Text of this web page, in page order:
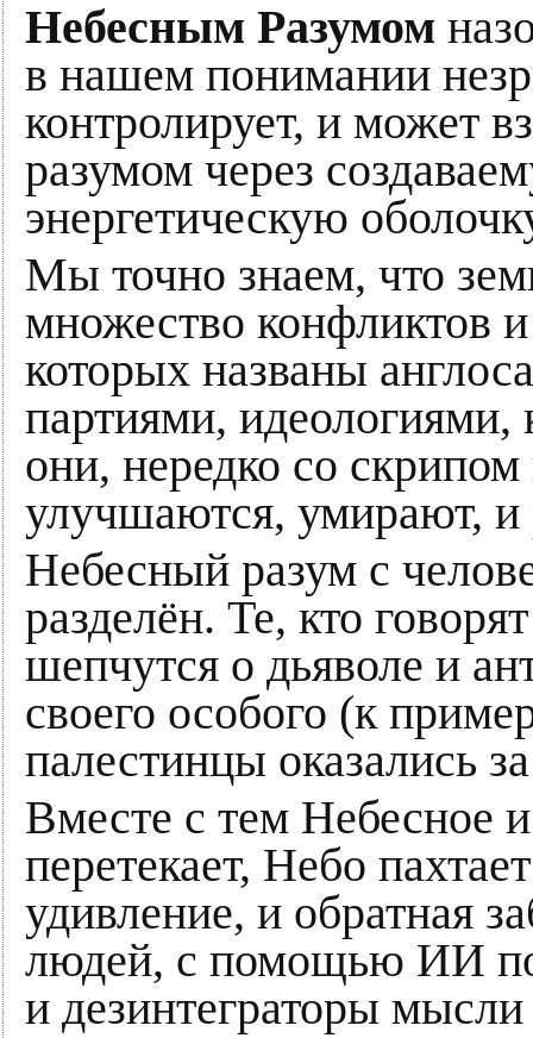
Небесным Разумом
в нашем понимании
контролирует, и может
разумом через
энергетическую
Мы точно знаем, что
множество конфликтов
которых названы
партиями, идеологиями,
они, нередко со
улучшаются, умирают, и
Небесный разум с
разделён. Те, кто
шепчутся о дьяволе и
своего особого (к
палестинцы оказались
Вместе с тем Небесное
перетекает, Небо
удивление, и обратная
людей, с помощью ИИ
и дезинтеграторы